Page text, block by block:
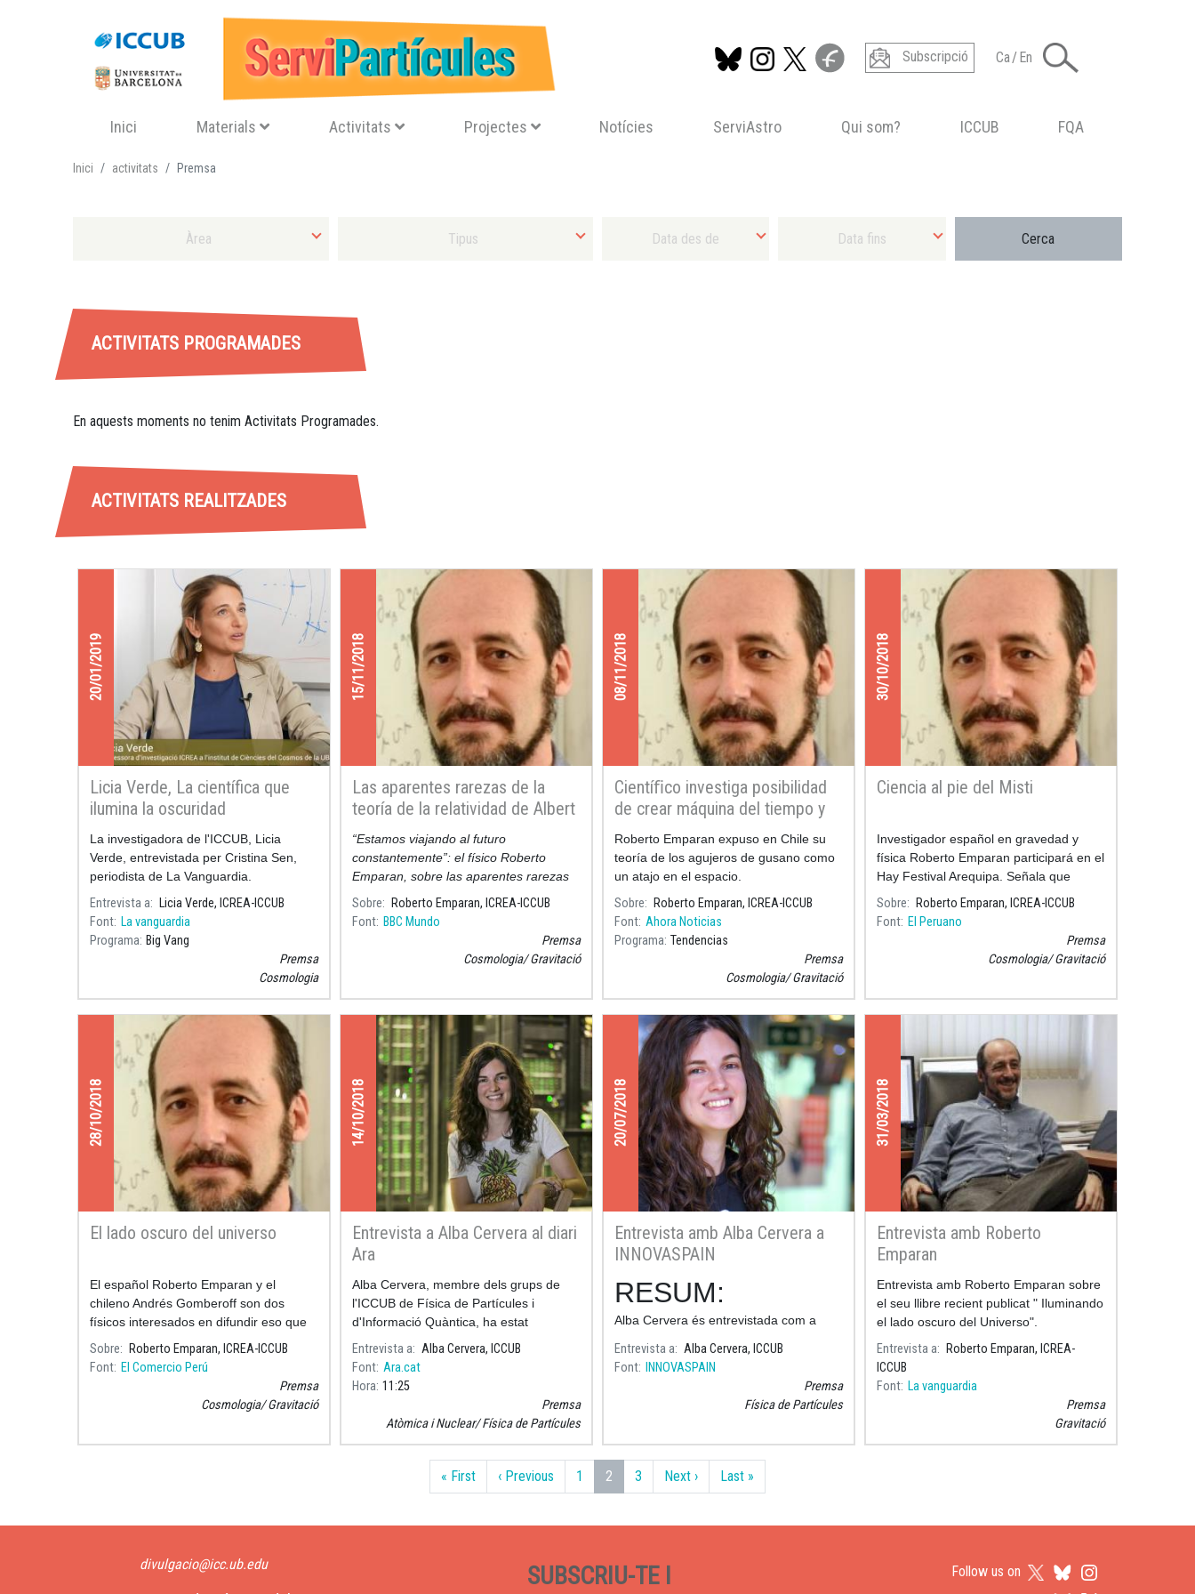
Subscripció Ca/En
Navegació principal
Inici Materials Activitats Projectes Notícies ServiAstro Qui som? ICCUB FQA
Inici activitats Premsa
ACTIVITATS PROGRAMADES
En aquests moments no tenim Activitats Programades.
ACTIVITATS REALITZADES
20/01/2019
Licia Verde, La científica que
ilumina la oscuridad
La investigadora de l'ICCUB, Licia
Verde, entrevistada per Cristina Sen,
periodista de La Vanguardia.
Entrevista a
Licia Verde, ICREA-ICCUB
Font La vanguardia
Programa Big Vang
Premsa
Cosmologia
15/11/2018
Las aparentes rarezas de la
teoría de la relatividad de Albert
Einstein
“Estamos viajando al futuro
constantemente”: el físico Roberto
Emparan, sobre las aparentes rarezas
de la teoría de la relatividad de Albert
Einstein
Sobre
Roberto Emparan, ICREA-ICCUB
Font BBC Mundo
Premsa
Cosmologia Gravitació
08/11/2018
Cientíﬁco investiga posibilidad
de crear máquina del tiempo y
viajar al pasado: "Ninguna ley
física lo impide"
Roberto Emparan expuso en Chile su
teoría de los agujeros de gusano como
un atajo en el espacio.
Sobre
Roberto Emparan, ICREA-ICCUB
Font Ahora Noticias
Programa Tendencias
Premsa
Cosmologia Gravitació
30/10/2018
Ciencia al pie del Misti
Investigador español en gravedad y
física Roberto Emparan participará en el
Hay Festival Arequipa. Señala que
Einstein no comprendió todo lo que
implica su propia teoría.
Sobre
Roberto Emparan, ICREA-ICCUB
Font El Peruano
Premsa
Cosmologia Gravitació
28/10/2018
El lado oscuro del universo
El español Roberto Emparan y el
chileno Andrés Gomberoff son dos
físicos interesados en difundir eso que
para muchos es inexplicable: la
naturaleza del universo.
Sobre
Roberto Emparan, ICREA-ICCUB
Font El Comercio Perú
Premsa
Cosmologia Gravitació
14/10/2018
Entrevista a Alba Cervera al diari
Ara
Alba Cervera, membre dels grups de
l'ICCUB de Física de Partícules i
d'Informació Quàntica, ha estat
entrevistada pel "Diari Ara", un dels
diaris més prestigiosos de Catalunya.
Entrevista a
Alba Cervera, ICCUB
Font Ara.cat
Hora 11:25
Premsa
Atòmica i Nuclear Física de Partícules
20/07/2018
Entrevista amb Alba Cervera a
INNOVASPAIN
RESUM:
Alba Cervera és entrevistada com a
premiada per la IBM a INNOVASPAIN,
portal de la innovació en espanyol.
Entrevista a
Alba Cervera, ICCUB
Font
INNOVASPAIN
Premsa
Física de Partícules
31/03/2018
Entrevista amb Roberto
Emparan
Entrevista amb Roberto Emparan sobre
el seu llibre recient publicat " Iluminando
el lado oscuro del Universo".
Entrevista a
Roberto Emparan, ICREA-
ICCUB
Font La vanguardia
Premsa
Gravitació
« FirstPrimera pàgina
‹ Previous Pàgina anterior
1 2 3 Next ›Pàgina següent
Last »
divulgacio@icc.ub.edu SUBSCRIU-TE I
Follow us on